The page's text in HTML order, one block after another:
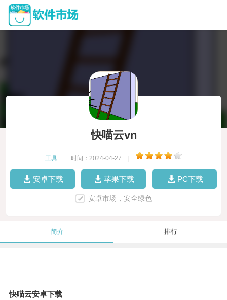
快喵云vn
工具 时间：2024-04-27
安卓下载 苹果下载 PC下载
安卓市场，安全绿色
简介 排行
快喵云安卓下载